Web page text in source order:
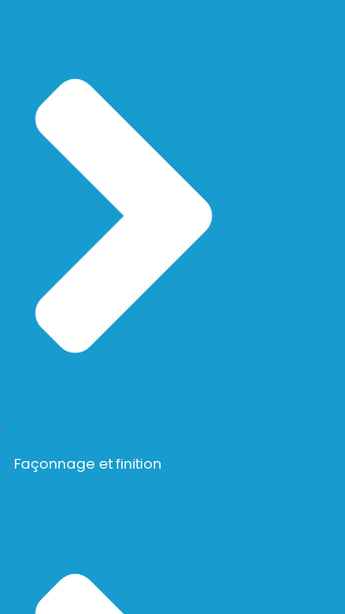
Façonnage et finition